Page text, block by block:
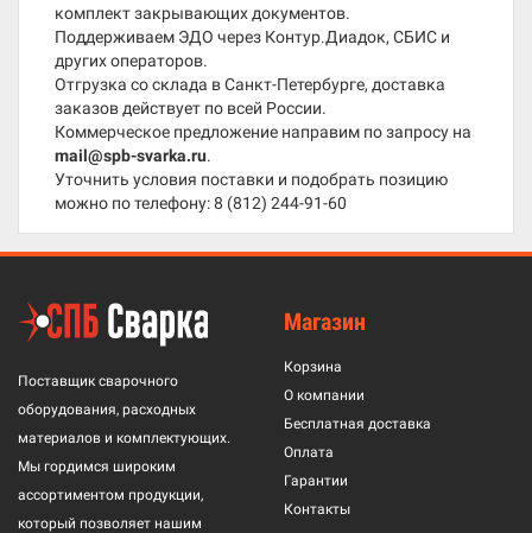
комплект закрывающих документов.
Поддерживаем ЭДО через Контур.Диадок, СБИС и
других операторов.
Отгрузка со склада в Санкт-Петербурге, доставка
заказов действует по всей России.
Коммерческое предложение направим по запросу на
mail@spb-svarka.ru.
Уточнить условия поставки и подобрать позицию
можно по телефону:8 (812) 244-91-60
Поставщик сварочного
оборудования, расходных
материалов и комплектующих.
Мы гордимся широким
ассортиментом продукции,
который позволяет нашим
Магазин
Корзина
О компании
Бесплатная доставка
Оплата
Гарантии
Контакты